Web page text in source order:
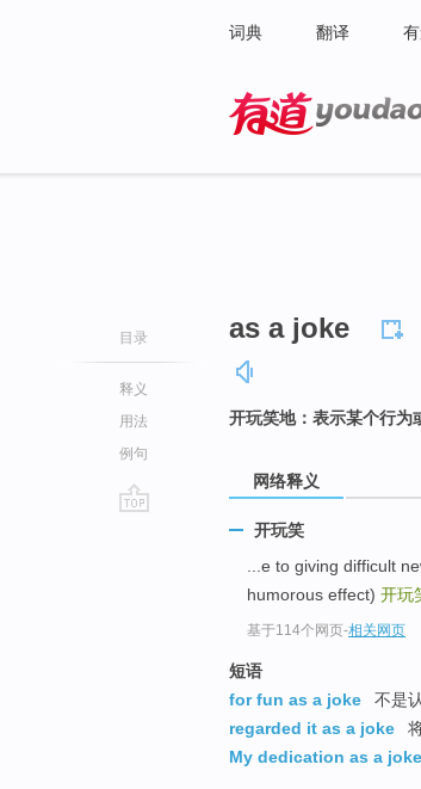
词典 翻译
目录
释义
用法
例句
as a joke
开玩笑地：表示某个行为
网络释义
开玩笑
...e to giving difficult
humorous effect) 开玩
基于114个网页-相关网页
短语
for fun as a joke
不是
regarded it as a joke
My dedication as a joke